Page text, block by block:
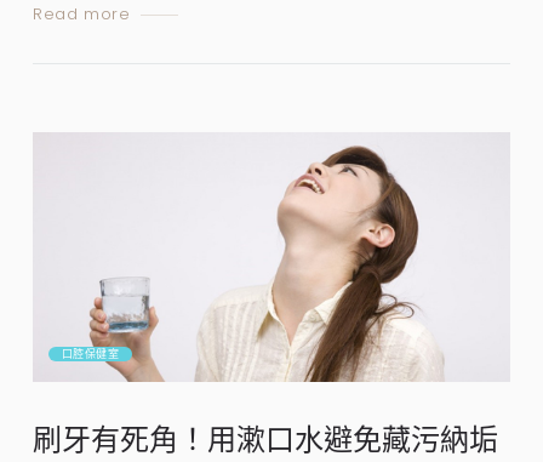
Read more
口腔保健室
刷牙有死角！用漱口水避免藏污納垢